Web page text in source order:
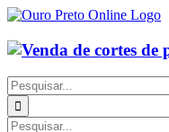
Ir
o
conteúdo
Buscar
resultados
para:
Buscar